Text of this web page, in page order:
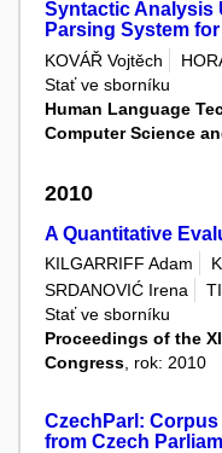
Syntactic Analysis
Parsing System
KOVÁŘ Vojtěch
Stať ve sborníku
Human Language
Computer Science
2010
A Quantitative
KILGARRIFF Adam
SRDANOVIĆ Irena
Stať ve sborníku
Proceedings of the
Congress , rok: 2010
CzechParl:
from Czech